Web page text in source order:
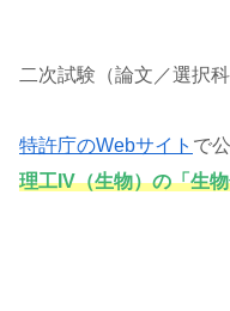
二次試験（論文／選択
特許庁のWebサイト で
理工IV（生物）の「生